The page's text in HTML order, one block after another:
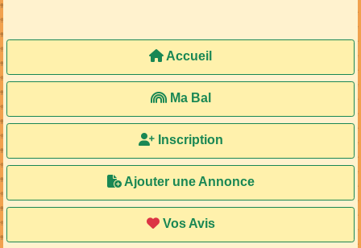
Accueil
Ma Bal
Inscription
Ajouter une Annonce
Vos Avis